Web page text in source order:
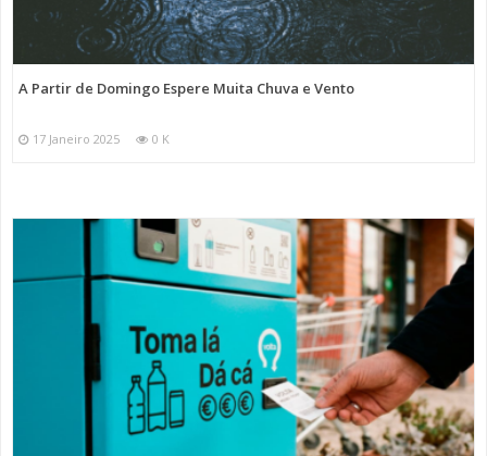
A Partir de Domingo Espere Muita Chuva e Vento
17 Janeiro 2025 0 K